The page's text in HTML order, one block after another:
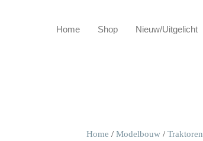
Home Shop Nieuw/Uitgelicht
Home / Modelbouw/ Traktoren